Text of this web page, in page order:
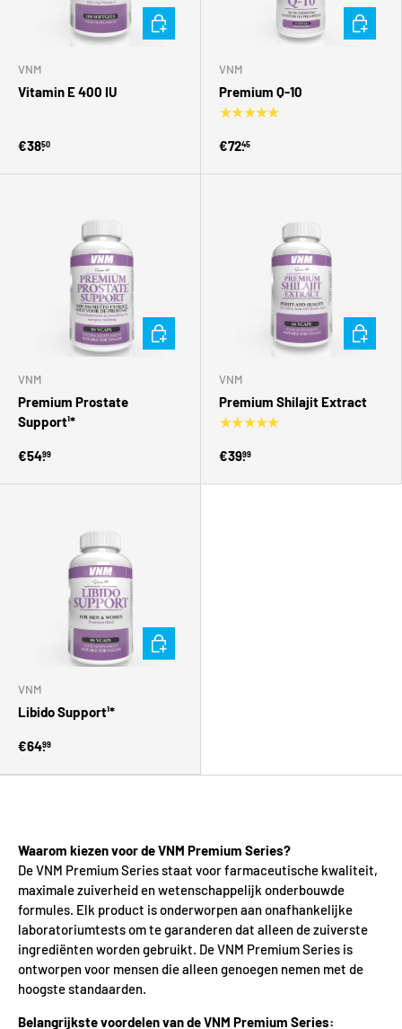
VNM
Vitamin E 400 IU
€38.50
Toevoegen aan winkelwagen
VNM
Premium Q-10
★★★★★
€72.45
VNM
Premium Prostate
Support¹*
€54.99
Toevoegen aan winkelwagen
VNM
Premium Shilajit Extract
★★★★★
€39.99
VNM
Libido Support¹*
€64.99
Toevoegen aan winkelwagen
Waarom kiezen voor de VNM Premium Series?
De VNM Premium Series staat voor farmaceutische kwaliteit,
maximale zuiverheid en wetenschappelijk onderbouwde
formules. Elk product is onderworpen aan onafhankelijke
laboratoriumtests om te garanderen dat alleen de zuiverste
ingrediënten worden gebruikt. De VNM Premium Series is
ontworpen voor mensen die alleen genoegen nemen met de
hoogste standaarden.
Belangrijkste voordelen van de VNM Premium Series: